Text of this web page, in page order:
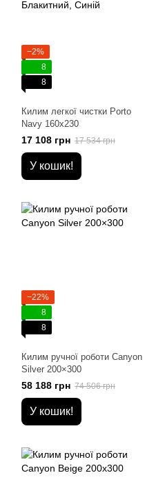
−2%
8
8
Килим легкої чистки Porto
Navy 160x230
17 108 грн 17 534 грн
У кошик!
−22%
8
8
Килим ручної роботи Canyon
Silver 200×300
58 188 грн 74 506 грн
У кошик!